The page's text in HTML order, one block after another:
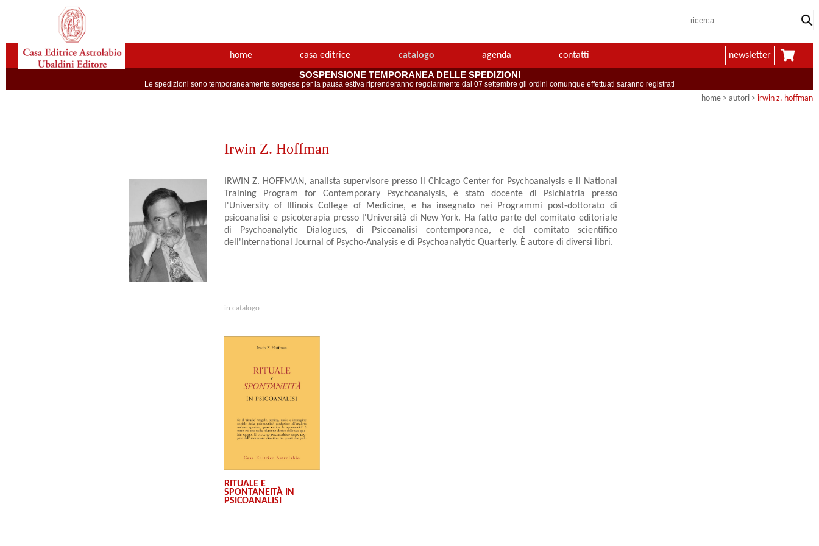
home casa editrice catalogo agenda contatti newsletter
SOSPENSIONE TEMPORANEA DELLE SPEDIZIONI
Le spedizioni sono temporaneamente sospese per la pausa estiva riprenderanno regolarmente dal 07 settembre gli ordini comunque effettuati saranno registrati
home > autori > irwin z. hoffman
Irwin Z. Hoffman
IRWIN Z. HOFFMAN, analista supervisore presso il Chicago Center for Psychoanalysis e il National
Training Program for Contemporary Psychoanalysis, è stato docente di Psichiatria presso
l'University of Illinois College of Medicine, e ha insegnato nei Programmi post-dottorato di
psicoanalisi e psicoterapia presso l'Università di New York. Ha fatto parte del comitato editoriale
di Psychoanalytic Dialogues, di Psicoanalisi contemporanea, e del comitato scientifico
dell'International Journal of Psycho-Analysis e di Psychoanalytic Quarterly. È autore di diversi libri.
in catalogo
RITUALE E
SPONTANEITÀ IN
PSICOANALISI